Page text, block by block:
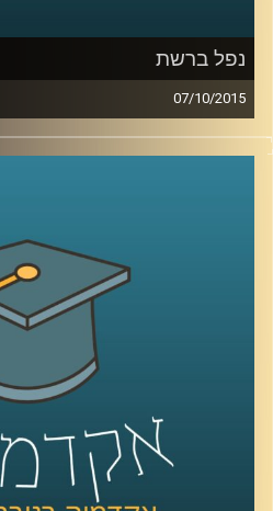
נפל ברשת
07/10/2015
הרשת מבלבלת לנו את כל
מידע. האחריות תועיל
פלישה למידע אישי,
ושימושים לא רצויים
צדדים בעיתיים (כנראה
קרדיט תמונות: AudioVersity